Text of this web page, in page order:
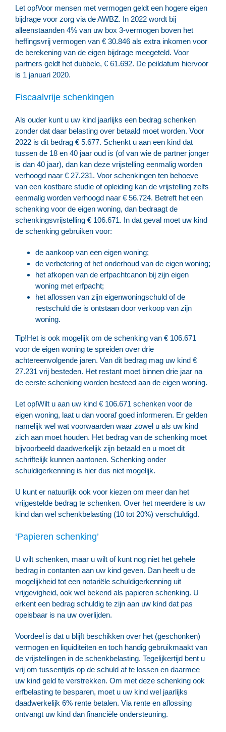
Let op!Voor mensen met vermogen geldt een hogere eigen
bijdrage voor zorg via de AWBZ. In 2022 wordt bij
alleenstaanden 4% van uw box 3-vermogen boven het
heffingsvrij vermogen van € 30.846 als extra inkomen voor
de berekening van de eigen bijdrage meegeteld. Voor
partners geldt het dubbele, € 61.692. De peildatum hiervoor
is 1 januari 2020.
Fiscaalvrije schenkingen
Als ouder kunt u uw kind jaarlijks een bedrag schenken
zonder dat daar belasting over betaald moet worden. Voor
2022 is dit bedrag € 5.677. Schenkt u aan een kind dat
tussen de 18 en 40 jaar oud is (of van wie de partner jonger
is dan 40 jaar), dan kan deze vrijstelling eenmalig worden
verhoogd naar € 27.231. Voor schenkingen ten behoeve
van een kostbare studie of opleiding kan de vrijstelling zelfs
eenmalig worden verhoogd naar € 56.724. Betreft het een
schenking voor de eigen woning, dan bedraagt de
schenkingsvrijstelling € 106.671. In dat geval moet uw kind
de schenking gebruiken voor:
de aankoop van een eigen woning;
de verbetering of het onderhoud van de eigen woning;
het afkopen van de erfpachtcanon bij zijn eigen
woning met erfpacht;
het aflossen van zijn eigenwoningschuld of de
restschuld die is ontstaan door verkoop van zijn
woning.
Tip!Het is ook mogelijk om de schenking van € 106.671
voor de eigen woning te spreiden over drie
achtereenvolgende jaren. Van dit bedrag mag uw kind €
27.231 vrij besteden. Het restant moet binnen drie jaar na
de eerste schenking worden besteed aan de eigen woning.
Let op!Wilt u aan uw kind € 106.671 schenken voor de
eigen woning, laat u dan vooraf goed informeren. Er gelden
namelijk wel wat voorwaarden waar zowel u als uw kind
zich aan moet houden. Het bedrag van de schenking moet
bijvoorbeeld daadwerkelijk zijn betaald en u moet dit
schriftelijk kunnen aantonen. Schenking onder
schuldigerkenning is hier dus niet mogelijk.
U kunt er natuurlijk ook voor kiezen om meer dan het
vrijgestelde bedrag te schenken. Over het meerdere is uw
kind dan wel schenkbelasting (10 tot 20%) verschuldigd.
‘Papieren schenking’
U wilt schenken, maar u wilt of kunt nog niet het gehele
bedrag in contanten aan uw kind geven. Dan heeft u de
mogelijkheid tot een notariële schuldigerkenning uit
vrijgevigheid, ook wel bekend als papieren schenking. U
erkent een bedrag schuldig te zijn aan uw kind dat pas
opeisbaar is na uw overlijden.
Voordeel is dat u blijft beschikken over het (geschonken)
vermogen en liquiditeiten en toch handig gebruikmaakt van
de vrijstellingen in de schenkbelasting. Tegelijkertijd bent u
vrij om tussentijds op de schuld af te lossen en daarmee
uw kind geld te verstrekken. Om met deze schenking ook
erfbelasting te besparen, moet u uw kind wel jaarlijks
daadwerkelijk 6% rente betalen. Via rente en aflossing
ontvangt uw kind dan financiële ondersteuning.